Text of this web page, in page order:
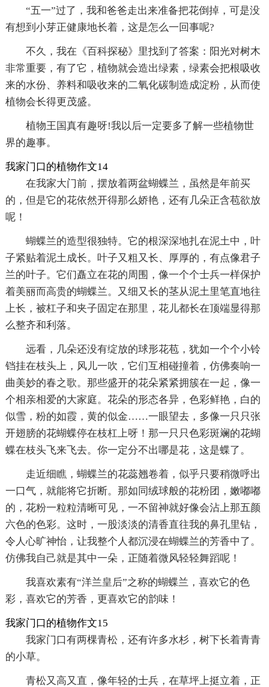
“五一”过了，我和爸爸走出来准备把花倒掉，可是没
有想到小芽正健康地长着，这是怎么一回事呢?
不久，我在《百科探秘》里找到了答案：阳光对树木
非常重要，有了它，植物就会造出绿素，绿素会把根吸收
来的水份、养料和吸收来的二氧化碳制造成淀粉，从而使
植物会长得更茂盛。
植物王国真有趣呀!我以后一定要多了解一些植物世
界的趣事。
我家门口的植物作文14
在我家大门前，摆放着两盆蝴蝶兰，虽然是年前买
的，但是它的花依然开得那么娇艳，还有几朵正含苞欲放
呢！
蝴蝶兰的造型很独特。它的根深深地扎在泥土中，叶
子紧贴着泥土成长。叶子又粗又长、厚厚的，有点像君子
兰的叶子。它们矗立在花的周围，像一个个士兵一样保护
着美丽而高贵的蝴蝶兰。又细又长的茎从泥土里笔直地往
上长，被杠子和夹子固定在那里，花儿都长在顶端显得那
么整齐和利落。
远看，几朵还没有绽放的球形花苞，犹如一个个小铃
铛挂在枝头上，风儿一吹，它们互相碰撞着，仿佛奏响一
曲美妙的春之歌。那些盛开的花朵紧紧拥簇在一起，像一
个相亲相爱的大家庭。花朵的形态各异，色彩鲜艳，白的
似雪，粉的如霞，黄的似金……一眼望去，多像一只只张
开翅膀的花蝴蝶停在枝杠上呀！那一只只色彩斑斓的花蝴
蝶在枝头飞来飞去。你一定分不出哪是花，这是蝶了。
走近细瞧，蝴蝶兰的花蕊翘卷着，似乎只要稍微呼出
一口气，就能将它折断。那如同绒球般的花粉团，嫩嘟嘟
的，花粉一粒粒清晰可见，一不留神就好像会沾上那五颜
六色的色彩。这时，一股淡淡的清香直往我的鼻孔里钻，
令人心旷神怡，让我整个人都沉浸在蝴蝶兰的芳香中了。
仿佛我自己就是其中一朵，正随着微风轻轻舞蹈呢！
我喜欢素有“洋兰皇后”之称的蝴蝶兰，喜欢它的色
彩，喜欢它的芳香，更喜欢它的韵味！
我家门口的植物作文15
我家门口有两棵青松，还有许多水杉，树下长着青青
的小草。
青松又高又直，像年轻的士兵，在草坪上挺立着，正